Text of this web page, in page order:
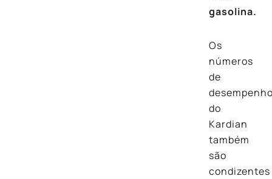
gasolina.
Os
números
de
do
Kardian
também
são
condizentes